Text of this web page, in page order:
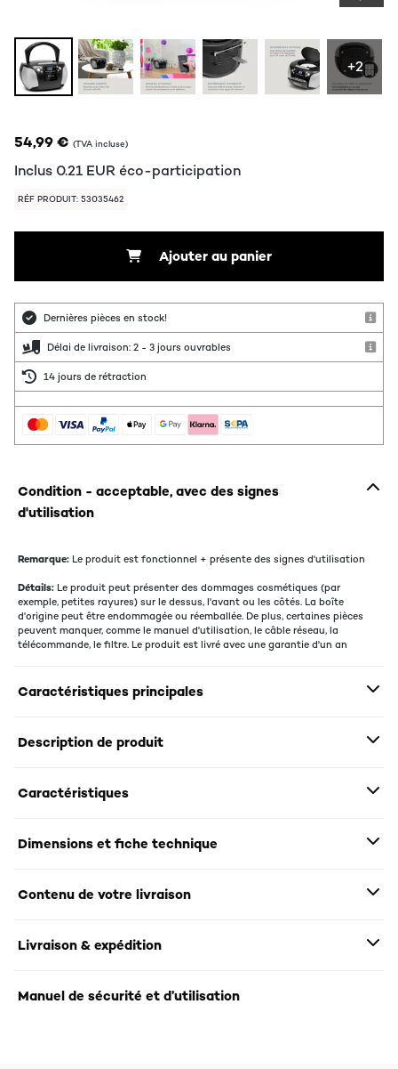
+2
54,99 € (TVA incluse)
Inclus 0.21 EURéco-participation
RÉF PRODUIT: 53035462
Ajouter au panier
Dernières pièces en stock!
Délai de livraison: 2 - 3 jours ouvrables
14 jours de rétraction
Condition - acceptable, avec des signes
d'utilisation
Remarque: Le produit est fonctionnel + présente des signes d'utilisation
Détails: Le produit peut présenter des dommages cosmétiques (par
exemple, petites rayures) sur le dessus, l'avant ou les côtés. La boîte
d'origine peut être endommagée ou réemballée. De plus, certaines pièces
peuvent manquer, comme le manuel d'utilisation, le câble réseau, la
télécommande, le filtre. Le produit est livré avec une garantie d'un an
Caractéristiques principales
Description de produit
Caractéristiques
Dimensions et fiche technique
Contenu de votre livraison
Livraison & expédition
Manuel de sécurité et d’utilisation